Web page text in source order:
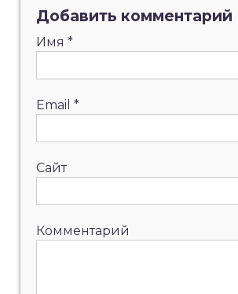
Добавить комментарий
Имя *
Email *
Сайт
Комментарий